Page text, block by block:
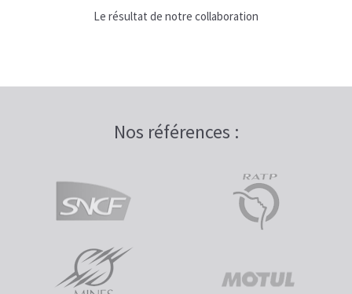
Le résultat de notre collaboration
Nos références :